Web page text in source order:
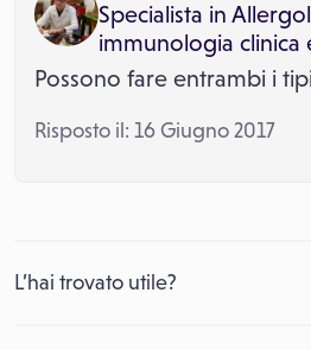
Specialista in
immunologia clinica
Possono fare entrambi i
Risposto il: 16 Giugno 2017
L’hai trovato utile?